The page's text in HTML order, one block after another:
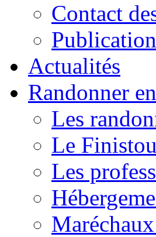
Contact
Publication
Actualités
Randonner
Les
Le
Les